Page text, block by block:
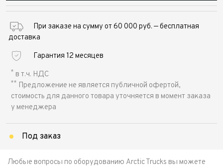
При заказе на сумму от 60 000 руб. — бесплатная
доставка
Гарантия 12 месяцев
* в т.ч. НДС
** Предложение не является публичной офертой,
стоимость для данного товара уточняется в момент заказа
у менеджера
Под заказ
Любые вопросы по оборудованию Arctic Trucks вы можете